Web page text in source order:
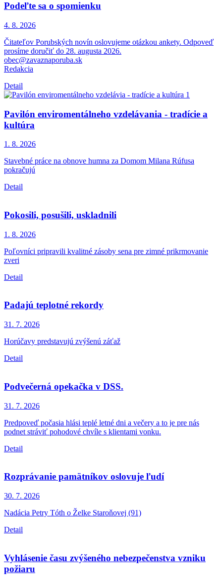
Podeľte sa o spomienku
4. 8. 2026
Čitateľov Porubských novín oslovujeme otázkou ankety. Odpoveď
prosíme doručiť do 28. augusta 2026.
obec@zavaznaporuba.sk
Redakcia
Detail
Pavilón enviromentálneho vzdelávania - tradície a
kultúra
1. 8. 2026
Stavebné práce na obnove humna za Domom Milana Rúfusa
pokračujú
Detail
Pokosili, posušili, uskladnili
1. 8. 2026
Poľovníci pripravili kvalitné zásoby sena pre zimné prikrmovanie
zveri
Detail
Padajú teplotné rekordy
31. 7. 2026
Horúčavy predstavujú zvýšenú záťaž
Detail
Podvečerná opekačka v DSS.
31. 7. 2026
Predpoveď počasia hlási teplé letné dni a večery a to je pre nás
podnet stráviť pohodové chvíle s klientami vonku.
Detail
Rozprávanie pamätníkov oslovuje ľudí
30. 7. 2026
Nadácia Petry Tóth o Želke Staroňovej (91)
Detail
Vyhlásenie času zvýšeného nebezpečenstva vzniku
požiaru